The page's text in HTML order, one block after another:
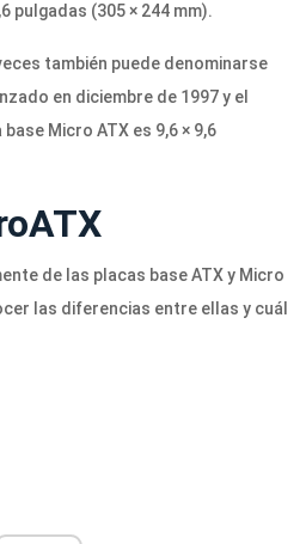
pulgadas (305 × 244 mm).
también puede denominarse
en diciembre de 1997 y el
Micro ATX es 9,6 × 9,6
de las placas base ATX y Micro
las diferencias entre ellas y cuál